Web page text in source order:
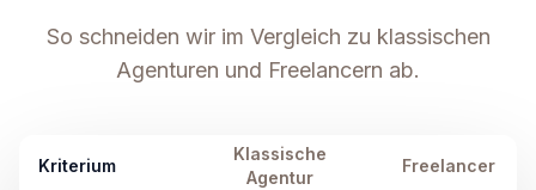
So schneiden wir im Vergleich zu klassischen
Agenturen und Freelancern ab.
Kriterium
Klassische
Agentur
Freelancer